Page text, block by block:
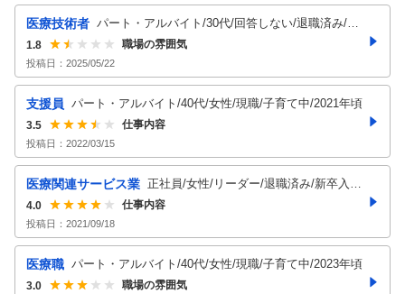
医療技術者 パート・アルバイト/30代/回答しない/退職済み/20
24年頃
1.8 職場の雰囲気
投稿日： 2025/05/22
支援員 パート・アルバイト/40代/女性/現職/子育て中/2021年頃
3.5 仕事内容
投稿日： 2022/03/15
医療関連サービス業 正社員/女性/リーダー/退職済み/新卒入
社/2021年頃
4.0 仕事内容
投稿日： 2021/09/18
医療職 パート・アルバイト/40代/女性/現職/子育て中/2023年頃
3.0 職場の雰囲気